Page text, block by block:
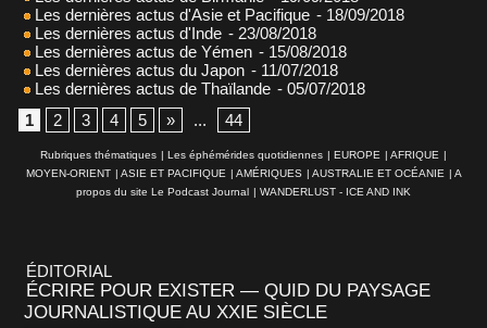
Les dernières actus d'Asie et Pacifique - 18/09/2018
Les dernières actus d'Inde - 23/08/2018
Les dernières actus de Yémen - 15/08/2018
Les dernières actus du Japon - 11/07/2018
Les dernières actus de Thaïlande - 05/07/2018
1
2 3 4 5 » ... 44
Rubriques thématiques | Les éphémérides quotidiennes | EUROPE | AFRIQUE |
MOYEN-ORIENT | ASIE ET PACIFIQUE | AMÉRIQUES | AUSTRALIE ET OCÉANIE | A
propos du site Le Podcast Journal | WANDERLUST - ICE AND INK
ÉDITORIAL
ÉCRIRE POUR EXISTER — QUID DU PAYSAGE
JOURNALISTIQUE AU XXIE SIÈCLE